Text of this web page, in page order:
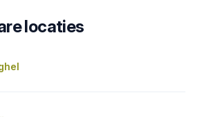
locaties